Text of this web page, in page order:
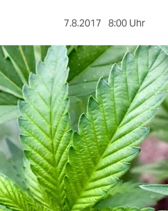
7.8.2017 8:00 Uhr